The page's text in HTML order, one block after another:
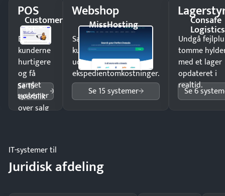
POS
Customer
1st
Ekspedér
kunderne
hurtigere
og få
samlet
overblik
over salg
Se 15
systemer
Webshop
MissHosting
Sælg produkter 24/7 til
kunder i hele landet
uden
ekspedientomkostninger.
Se 15 systemer
Consafe
Logistics
Undgå
tomme
med et lager
opdateret i
realtid.
Se 6
IT-systemer til
Juridisk afdeling